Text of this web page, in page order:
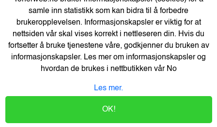
Energizer Lithium AA/L91 Batterier
(10-pk)
Varenummer:149006 /639753
Lagerstatus:1382 stk på lager.
Sendes om:0-2 dager
261,-
samle inn statistikk som kan bidra til å forbedre
brukeropplevelsen. Informasjonskapsler er viktig for at
nettsiden vår skal vises korrekt i nettleseren din. Hvis du
fortsetter å bruke tjenestene våre, godkjenner du bruken av
informasjonskapsler. Les mer om informasjonskapsler og
hvordan de brukes i nettbutikken vårNo
Les mer.
OK!